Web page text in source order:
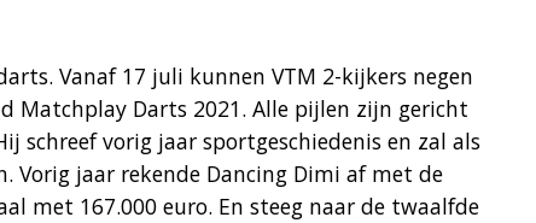
Vanaf 17 juli kunnen VTM 2-kijkers negen
Matchplay Darts 2021. Alle pijlen zijn gericht
schreef vorig jaar sportgeschiedenis en zal als
Vorig jaar rekende Dancing Dimi af met de
met 167.000 euro. En steeg naar de twaalfde